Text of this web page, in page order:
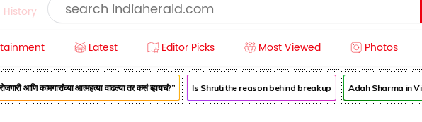
History
Latest Editor Picks Most Viewed Photos
आणि कामगारांच्या आत्महत्या वाढल्या तर कसं व्हायचं?” Is Shruti the reason behind breakup Adah Sharma in